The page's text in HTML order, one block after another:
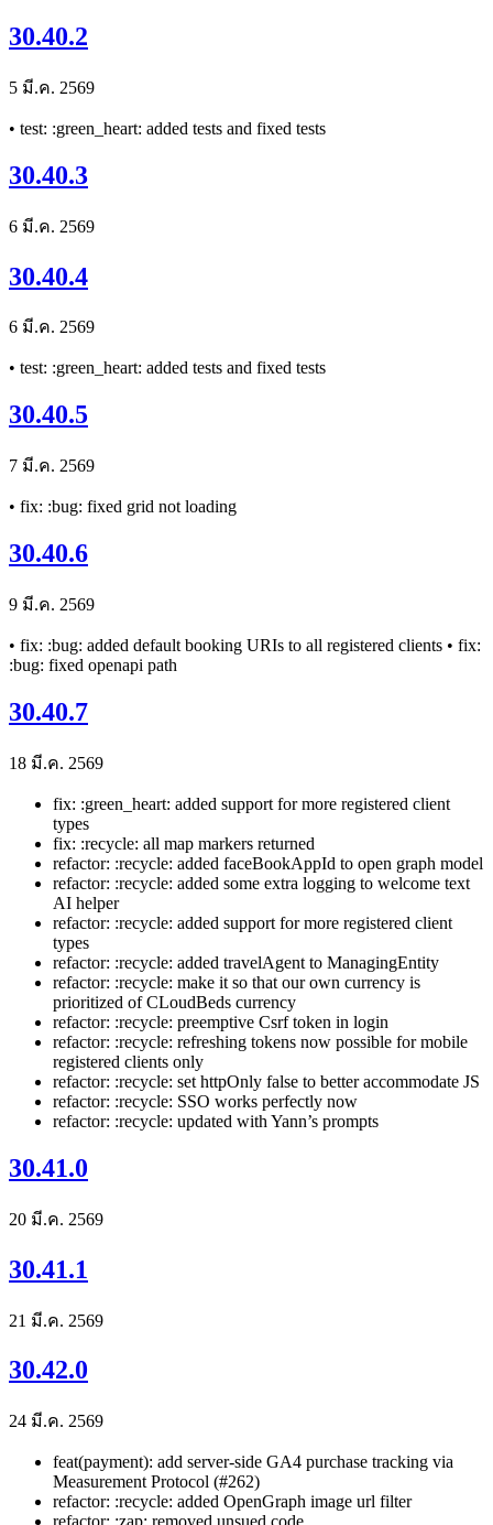
30.40.2
5 มี.ค. 2569
• test: :green_heart: added tests and fixed tests
30.40.3
6 มี.ค. 2569
30.40.4
6 มี.ค. 2569
• test: :green_heart: added tests and fixed tests
30.40.5
7 มี.ค. 2569
• fix: :bug: fixed grid not loading
30.40.6
9 มี.ค. 2569
• fix: :bug: added default booking URIs to all registered clients • fix:
:bug: fixed openapi path
30.40.7
18 มี.ค. 2569
fix: :green_heart: added support for more registered client
types
fix: :recycle: all map markers returned
refactor: :recycle: added faceBookAppId to open graph model
refactor: :recycle: added some extra logging to welcome text
AI helper
refactor: :recycle: added support for more registered client
types
refactor: :recycle: added travelAgent to ManagingEntity
refactor: :recycle: make it so that our own currency is
prioritized of CLoudBeds currency
refactor: :recycle: preemptive Csrf token in login
refactor: :recycle: refreshing tokens now possible for mobile
registered clients only
refactor: :recycle: set httpOnly false to better accommodate JS
refactor: :recycle: SSO works perfectly now
refactor: :recycle: updated with Yann’s prompts
30.41.0
20 มี.ค. 2569
30.41.1
21 มี.ค. 2569
30.42.0
24 มี.ค. 2569
feat(payment): add server-side GA4 purchase tracking via
Measurement Protocol (#262)
refactor: :recycle: added OpenGraph image url filter